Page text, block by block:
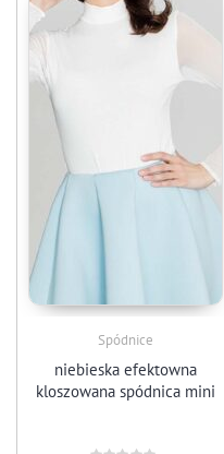
Spódnice
niebieska efektowna
kloszowana spódnica mini